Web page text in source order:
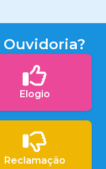
Elogio
Reclamação